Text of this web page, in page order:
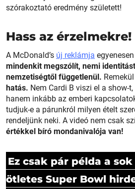
szórakoztató eredmény született!
Hass az érzelmekre!
A McDonald’s új reklámja
mindenkit megszólít, nemi
nemzetiségtől függetlenül. Remekül
hatás. Nem Cardi B viszi el a show-
hanem inkább az emberi
tudjuk-e a párunkról milyen ételt
rendeljünk neki. A videó nem csak
értékkel bíró mondanivalója van!
Ez csak pár példa a
ötletes Super Bowl